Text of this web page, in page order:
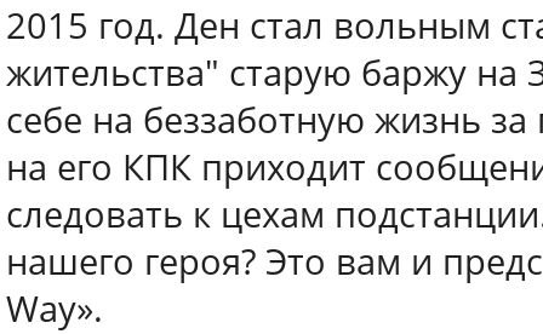
2015 год. Ден стал вольным
жительства" старую баржу на
себе на беззаботную жизнь
на его КПК приходит
следовать к цехам
нашего героя? Это вам и
Way».